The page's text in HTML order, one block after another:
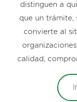
distinguen a
que un trámite,
convierte al
calidad,